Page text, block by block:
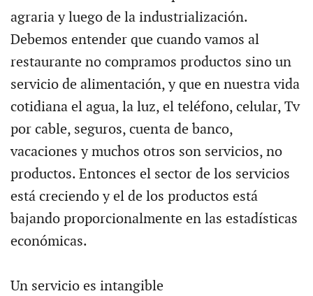
agraria y luego de la industrialización.
Debemos entender que cuando vamos al
restaurante no compramos productos sino un
servicio de alimentación, y que en nuestra vida
cotidiana el agua, la luz, el teléfono, celular, Tv
por cable, seguros, cuenta de banco,
vacaciones y muchos otros son servicios, no
productos. Entonces el sector de los servicios
está creciendo y el de los productos está
bajando proporcionalmente en las estadísticas
económicas.
Un servicio es intangible